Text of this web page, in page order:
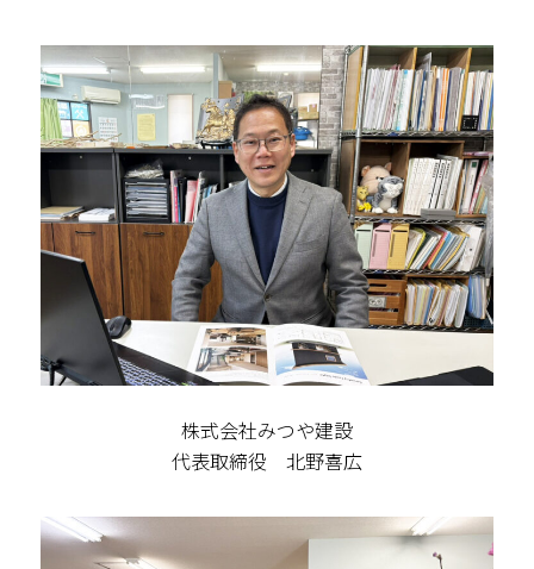
株式会社みつや建設
代表取締役 北野喜広